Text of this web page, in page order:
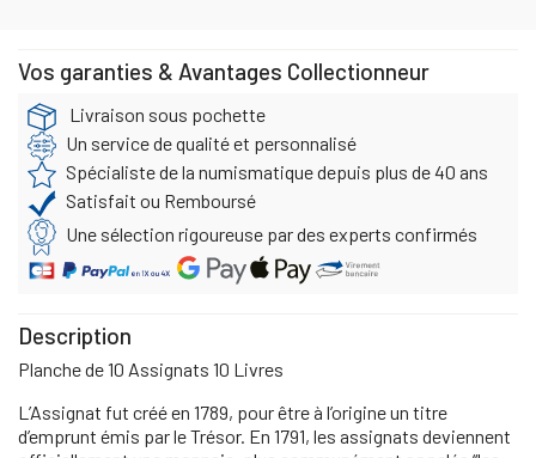
Vos garanties & Avantages Collectionneur
Livraison sous pochette
Un service de qualité et personnalisé
Spécialiste de la numismatique depuis plus de 40 ans
Satisfait ou Remboursé
Une sélection rigoureuse par des experts confirmés
Description
Planche de 10 Assignats 10 Livres
L’Assignat fut créé en 1789, pour être à l’origine un titre
d’emprunt émis par le Trésor. En 1791, les assignats deviennent